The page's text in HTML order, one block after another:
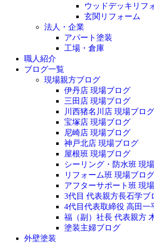
ウッドデッキリフ
玄関リフォーム
法人・企業
アパート塗装
工場・倉庫
職人紹介
ブログ一覧
現場親方ブログ
伊丹店 現場ブログ
三田店 現場ブログ
川西猪名川店 現場ブログ
宝塚店 現場ブログ
尼崎店 現場ブログ
神戸北店 現場ブログ
屋根班 現場ブログ
シーリング・防水班 現
リフォーム班 現場ブログ
アフターサポート班 現
3代目 代表親方長石学ブ
4代目代表取締役 高田一
福（副）社長 代表親方
塗装主婦ブログ
外壁塗装